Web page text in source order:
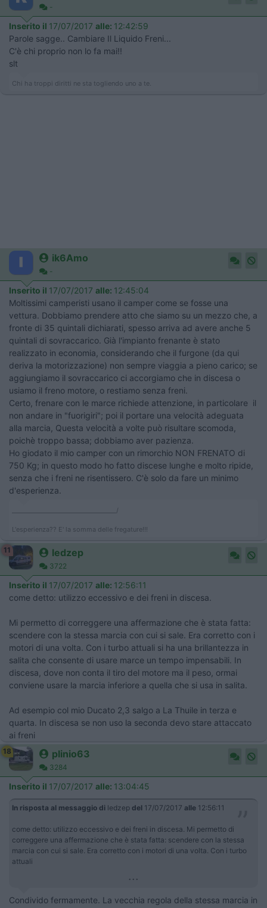
-
Inserito il 17/07/2017 alle: 12:42:59
Parole sagge.. Cambiare Il Liquido Freni...
C'è chi proprio non lo fa mai!!
slt
Chi ha troppi diritti ne sta togliendo uno a te.
ik6Amo
-
Inserito il 17/07/2017 alle: 12:45:04
Moltissimi camperisti usano il camper come se fosse una
vettura. Dobbiamo prendere atto che siamo su un mezzo che, a
fronte di 35 quintali dichiarati, spesso arriva ad avere anche 5
quintali di sovraccarico. Già l'impianto frenante è stato
realizzato in economia, considerando che il furgone (da qui
deriva la motorizzazione) non sempre viaggia a pieno carico; se
aggiungiamo il sovraccarico ci accorgiamo che in discesa o
usiamo il freno motore, o restiamo senza freni.
Certo, frenare con le marce richiede attenzione, in particolare il
non andare in "fuorigiri"; poi il portare una velocità adeguata
alla marcia, Questa velocità a volte può risultare scomoda,
poichè troppo bassa; dobbiamo aver pazienza.
Ho giodato il mio camper con un rimorchio NON FRENATO di
750 Kg; in questo modo ho fatto discese lunghe e molto ripide,
senza che i freni ne risentissero. C'è solo da fare un minimo
d'esperienza.
___________________________________/
L'esperienza?? E' la somma delle fregature!!!
11 ledzep
3722
Inserito il 17/07/2017 alle: 12:56:11
come detto: utilizzo eccessivo e dei freni in discesa.
Mi permetto di correggere una affermazione che è stata fatta:
scendere con la stessa marcia con cui si sale. Era corretto con i
motori di una volta. Con i turbo attuali si ha una brillantezza in
salita che consente di usare marce un tempo impensabili. In
discesa, dove non conta il tiro del motore ma il peso, ormai
conviene usare la marcia inferiore a quella che si usa in salita.
Ad esempio col mio Ducato 2,3 salgo a La Thuile in terza e
quarta. In discesa se non uso la seconda devo stare attaccato
ai freni
18 plinio63
3284
Inserito il 17/07/2017 alle: 13:04:45
In risposta al messaggio di ledzep del 17/07/2017 alle 12:56:11
come detto: utilizzo eccessivo e dei freni in discesa. Mi permetto di
correggere una affermazione che è stata fatta: scendere con la stessa
marcia con cui si sale. Era corretto con i motori di una volta. Con i turbo
attuali
...
Condivido fermamente. La vecchia regola della stessa marcia in